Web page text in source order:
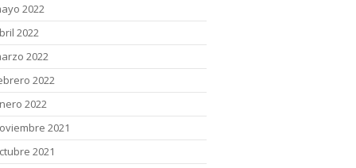
2022
2022
2022
2022
2022
2021
2021